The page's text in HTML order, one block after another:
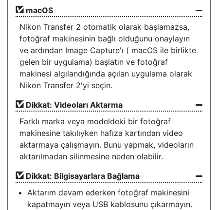
macOS
Nikon Transfer 2 otomatik olarak başlamazsa,
fotoğraf makinesinin bağlı olduğunu onaylayın
ve ardından Image Capture'ı ( macOS ile birlikte
gelen bir uygulama) başlatın ve fotoğraf
makinesi algılandığında açılan uygulama olarak
Nikon Transfer 2'yi seçin.
Dikkat: Videoları Aktarma
Farklı marka veya modeldeki bir fotoğraf
makinesine takılıyken hafıza kartından video
aktarmaya çalışmayın. Bunu yapmak, videoların
aktarılmadan silinmesine neden olabilir.
Dikkat: Bilgisayarlara Bağlama
Aktarım devam ederken fotoğraf makinesini
kapatmayın veya USB kablosunu çıkarmayın.